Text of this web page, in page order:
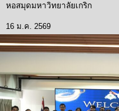
หอสมุดมหาวิทยาลัยเกริก
16 ม.ค. 2569